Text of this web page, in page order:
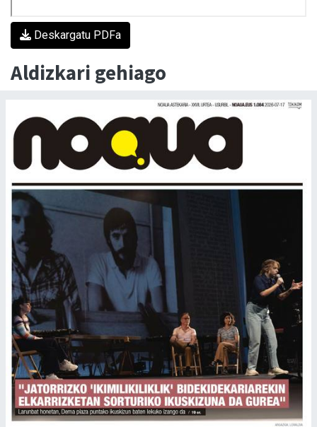
Deskargatu PDFa
Aldizkari gehiago